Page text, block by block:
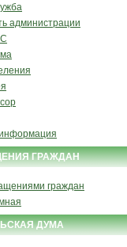
администрации
ГРАЖДАН
граждан
ДУМА